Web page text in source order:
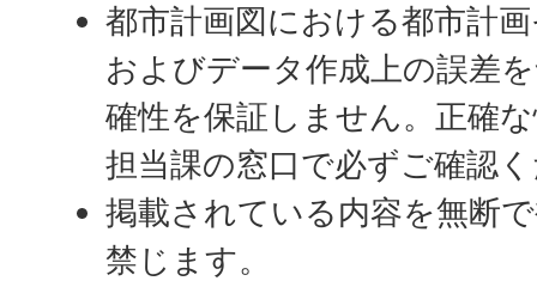
都市計画図における都市計
およびデータ作成上の誤差
確性を保証しません。正確
担当課の窓口で必ずご確認
掲載されている内容を無断
禁じます。